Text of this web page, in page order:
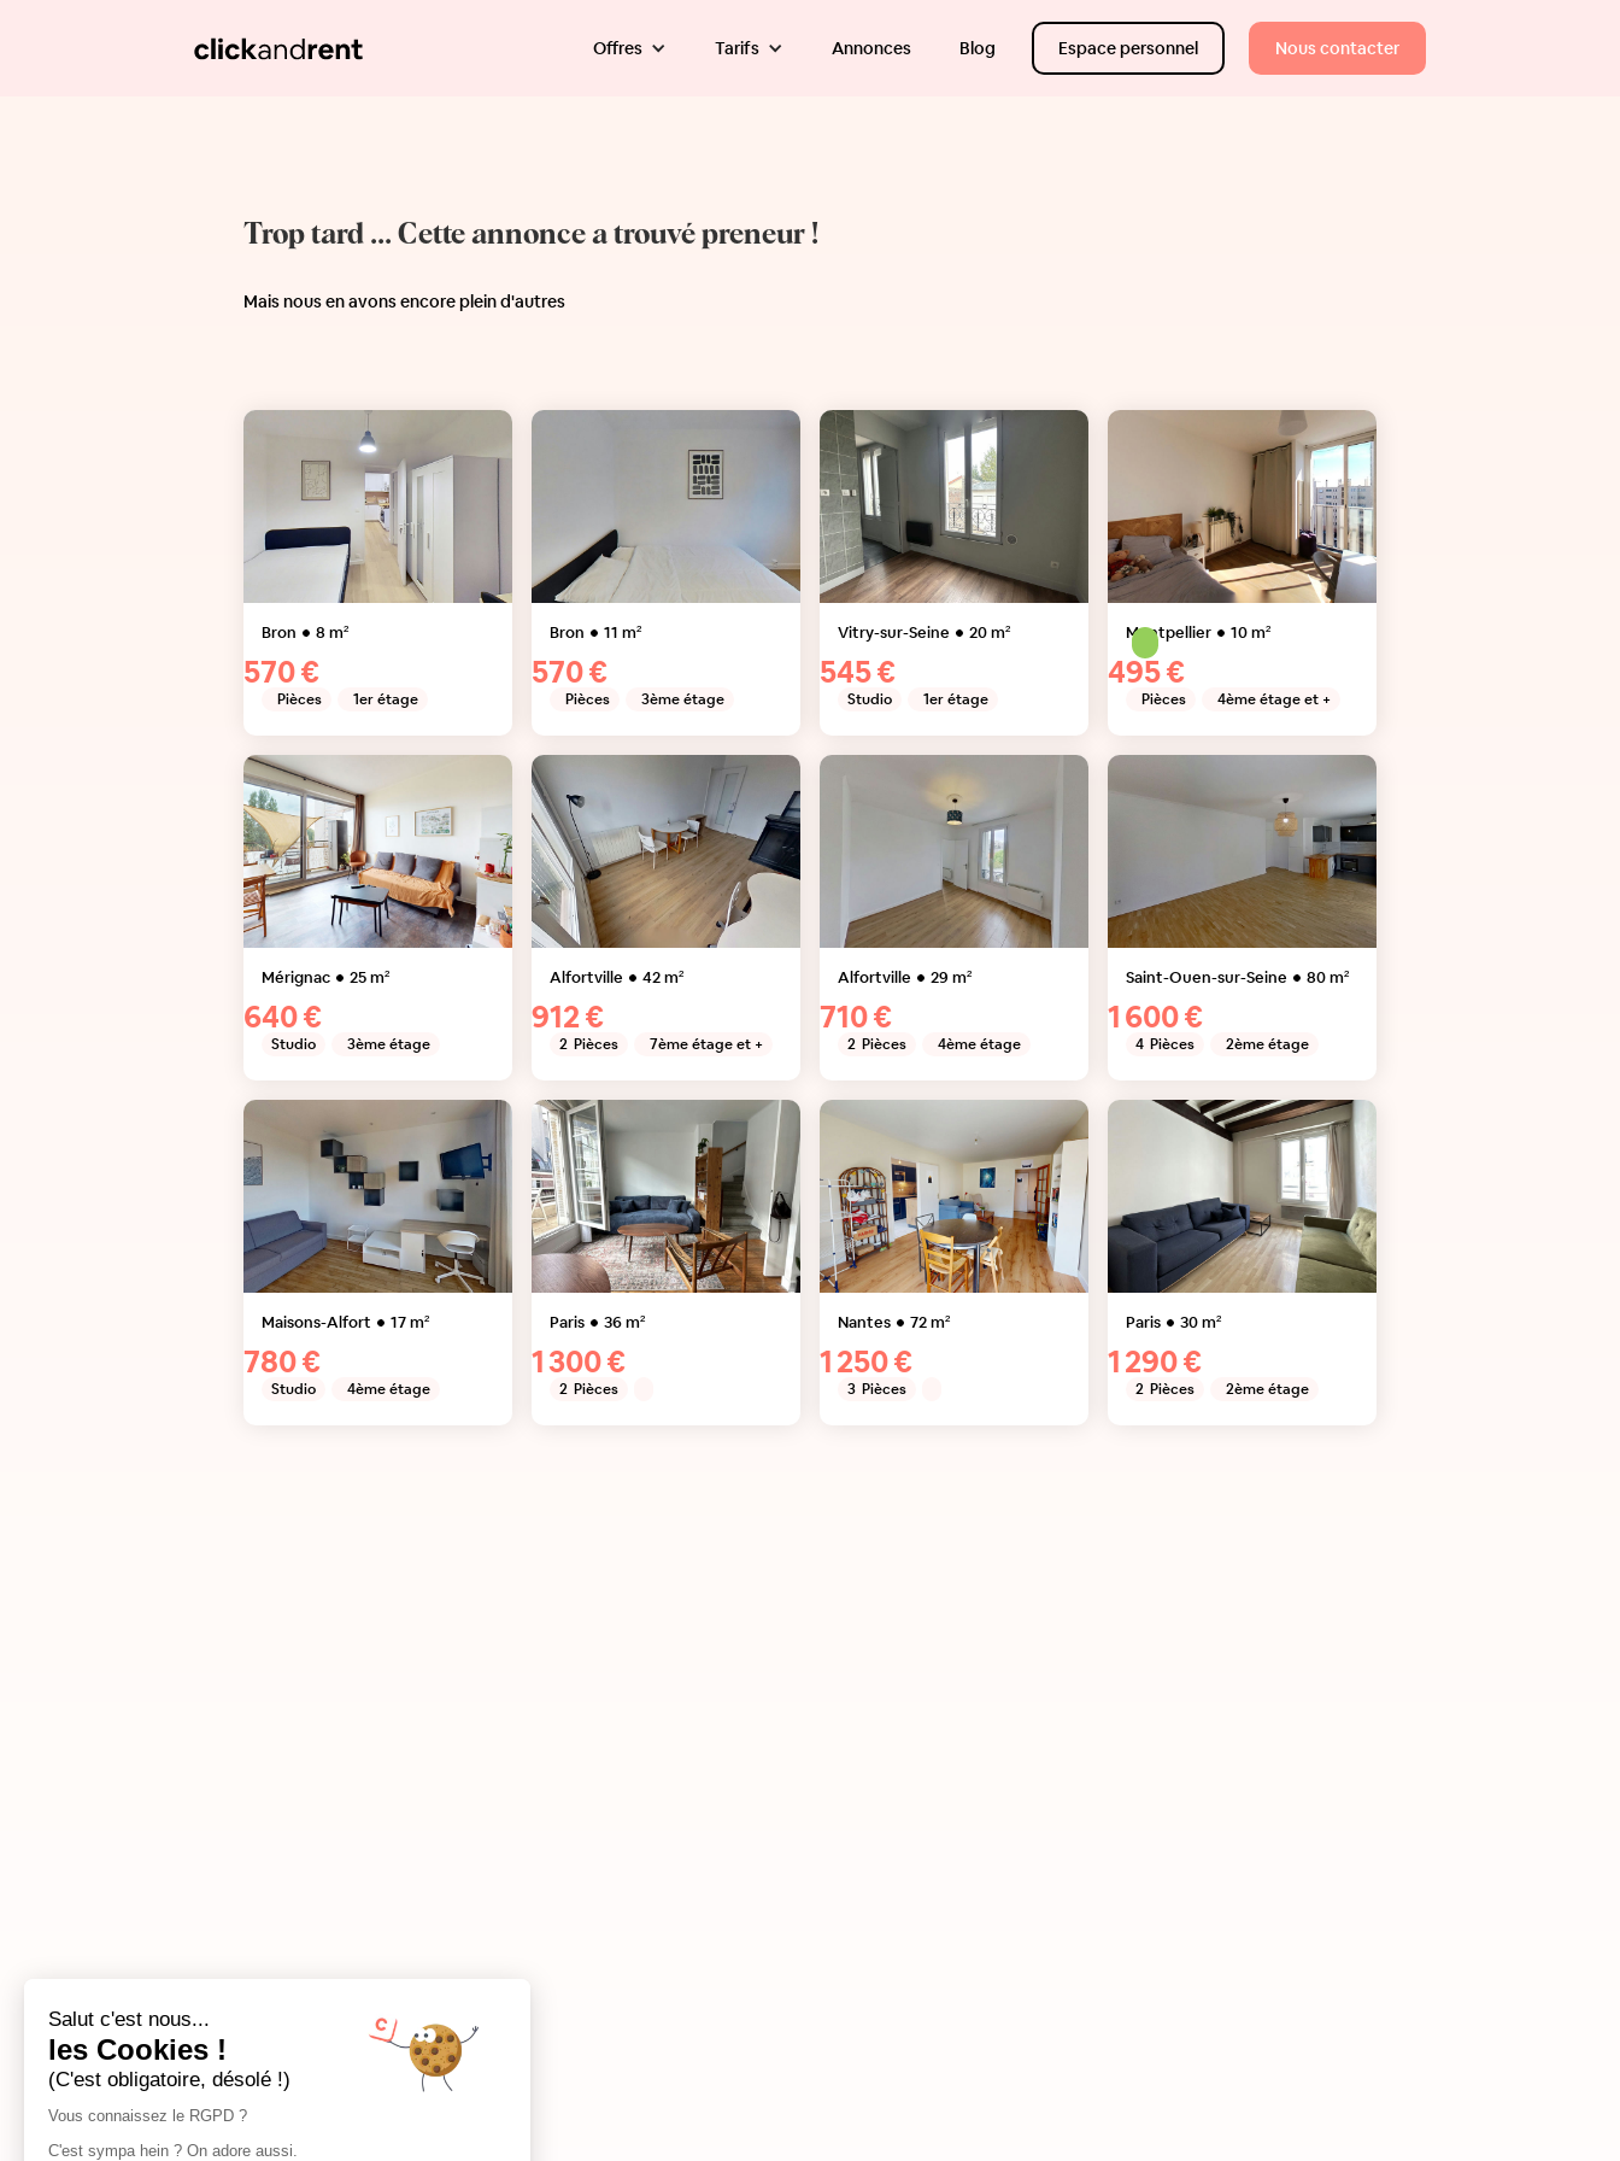
Offres Tarifs Annonces Blog Espace personnel Nous contacter
Trop tard ... Cette annonce a trouvé preneur !
Mais nous en avons encore plein d'autres
Bron 8 m²
570 €
Pièces 1er étage
Bron 11 m²
570 €
Pièces 3ème étage
Vitry-sur-Seine 20m²
545 €
Studio 1er étage
Montpellier 10m²
495 €
Pièces 4ème étage et +
Mérignac 25m²
640 €
Studio 3ème étage
Alfortville 42m²
912 €
2 Pièces 7ème étage et +
Alfortville 29 m²
710 €
2 Pièces 4ème étage
Saint-Ouen-sur-Seine 80m²
1 600 €
4 Pièces 2ème étage
Maisons-Alfort 17m²
780 €
Studio 4ème étage
Paris 36m²
1 300 €
2 Pièces
Nantes 72m²
1 250 €
3 Pièces
Paris 30m²
1 290 €
2 Pièces 2ème étage
Salut c'est nous...
les Cookies !
(C'est obligatoire, désolé !)
Vous connaissez le RGPD ?
C'est sympa hein ? On adore aussi.